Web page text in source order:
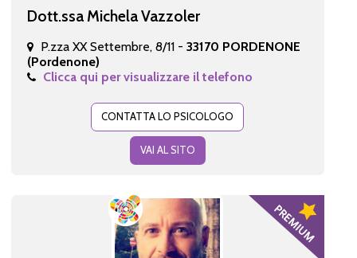
Dott.ssa Michela Vazzoler
P.zza XX Settembre, 8/11 - 33170 PORDENONE
(Pordenone)
Clicca qui per visualizzare il telefono
CONTATTA LO PSICOLOGO
VAI AL SITO